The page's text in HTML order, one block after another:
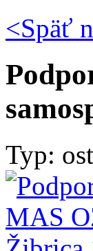
<Späť
Typ: